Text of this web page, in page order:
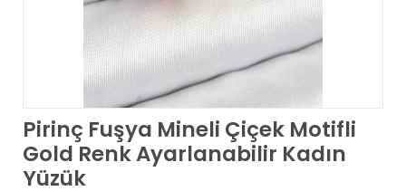
Pirinç Fuşya Mineli Çiçek Motifli
Gold Renk Ayarlanabilir Kadın
Yüzük